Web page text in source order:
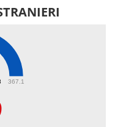
367.1